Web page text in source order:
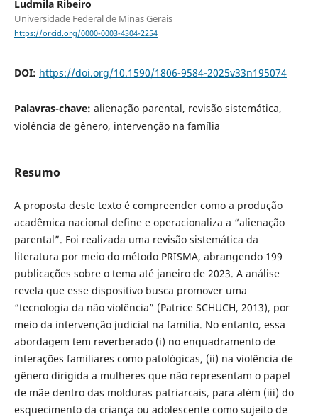
Ludmila Ribeiro
Universidade Federal de Minas Gerais
https://orcid.org/0000-0003-4304-2254
DOI: https://doi.org/10.1590/1806-9584-2025v33n195074
Palavras-chave: alienação parental, revisão sistemática,
violência de gênero, intervenção na família
Resumo
A proposta deste texto é compreender como a produção
acadêmica nacional define e operacionaliza a “alienação
parental”. Foi realizada uma revisão sistemática da
literatura por meio do método PRISMA, abrangendo 199
publicações sobre o tema até janeiro de 2023. A análise
revela que esse dispositivo busca promover uma
“tecnologia da não violência” (Patrice SCHUCH, 2013), por
meio da intervenção judicial na família. No entanto, essa
abordagem tem reverberado (i) no enquadramento de
interações familiares como patológicas, (ii) na violência de
gênero dirigida a mulheres que não representam o papel
de mãe dentro das molduras patriarcais, para além (iii) do
esquecimento da criança ou adolescente como sujeito de